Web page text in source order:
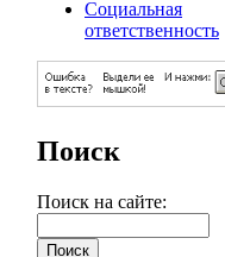
Социальная
ответственность
Поиск
Поиск на сайте: